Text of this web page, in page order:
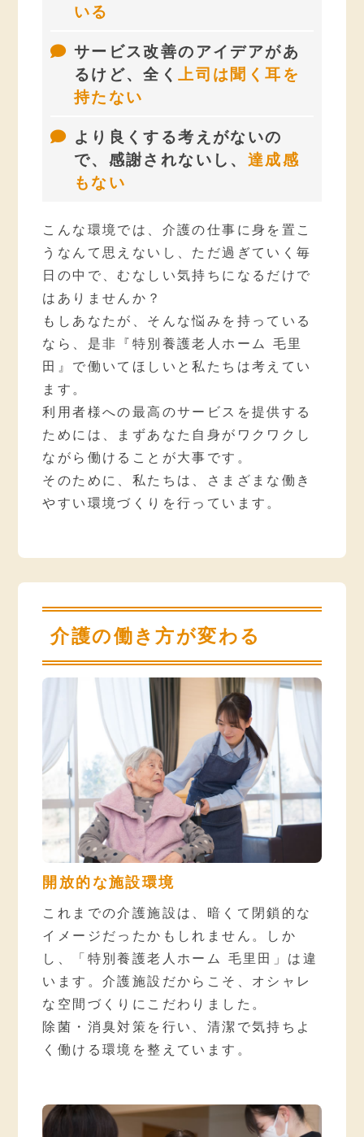
いる
サービス改善のアイデアがあ
るけど、全く上司は聞く耳を
持たない
より良くする考えがないの
で、感謝されないし、 達成感
もない
こんな環境では、介護の仕事に身を置こ
うなんて思えないし、ただ過ぎていく毎
日の中で、むなしい気持ちになるだけで
はありませんか？
もしあなたが、そんな悩みを持っている
なら、是非『特別養護老人ホーム 毛里
田』で働いてほしいと私たちは考えてい
ます。
利用者様への最高のサービスを提供する
ためには、まずあなた自身がワクワクし
ながら働けることが大事です。
そのために、私たちは、さまざまな働き
やすい環境づくりを行っています。
介護の働き方が変わる
開放的な施設環境
これまでの介護施設は、暗くて閉鎖的な
イメージだったかもしれません。しか
し、「特別養護老人ホーム 毛里田」は違
います。介護施設だからこそ、オシャレ
な空間づくりにこだわりました。
除菌・消臭対策を行い、清潔で気持ちよ
く働ける環境を整えています。